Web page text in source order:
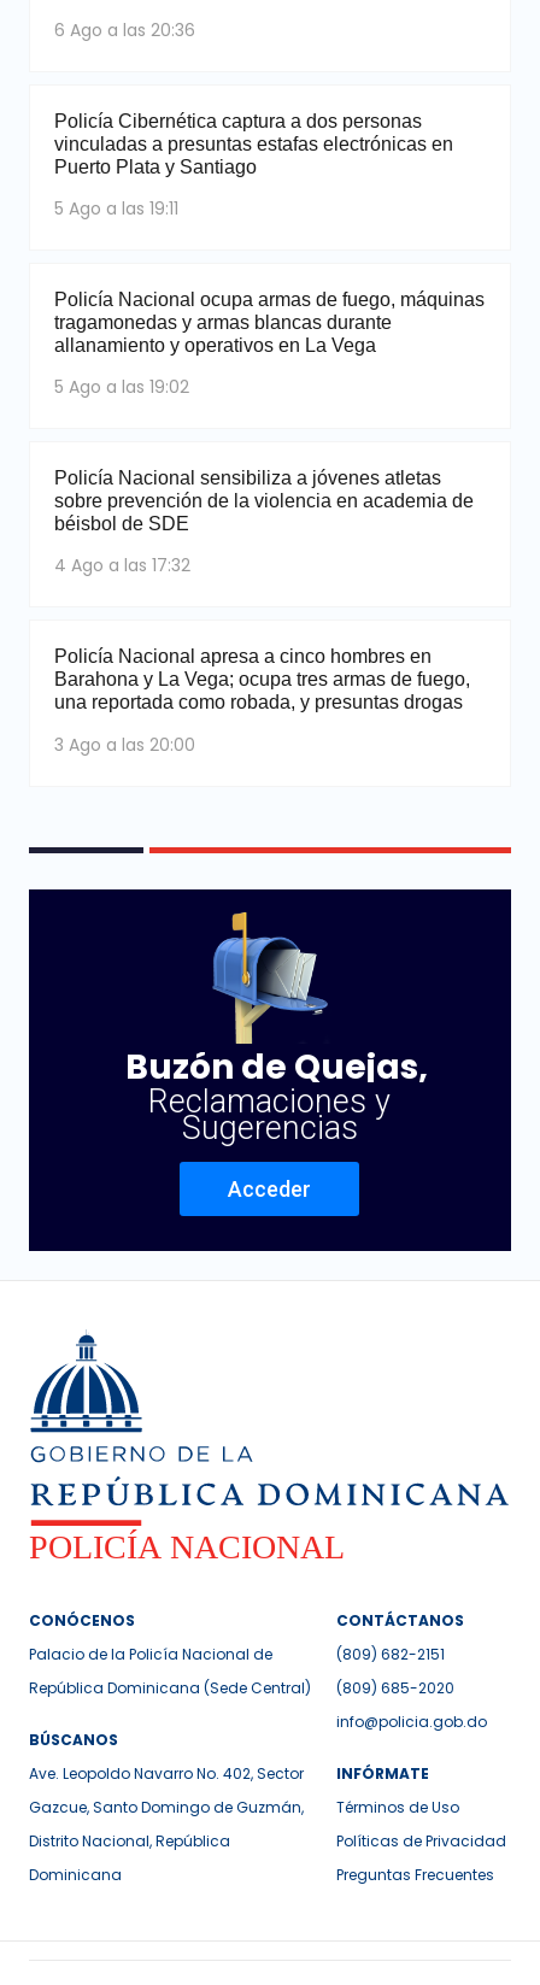
6 Ago a las 20:36
Policía Cibernética captura a dos personas
vinculadas a presuntas estafas electrónicas en
Puerto Plata y Santiago
5 Ago a las 19:11
Policía Nacional ocupa armas de fuego, máquinas
tragamonedas y armas blancas durante
allanamiento y operativos en La Vega
5 Ago a las 19:02
Policía Nacional sensibiliza a jóvenes atletas
sobre prevención de la violencia en academia de
béisbol de SDE
4 Ago a las 17:32
Policía Nacional apresa a cinco hombres en
Barahona y La Vega; ocupa tres armas de fuego,
una reportada como robada, y presuntas drogas
3 Ago a las 20:00
Buzón de Quejas,
Reclamaciones y
Sugerencias
Acceder
CONÓCENOS
Palacio de la Policía Nacional de
República Dominicana (Sede Central)
BÚSCANOS
Ave. Leopoldo Navarro No. 402, Sector
Gazcue, Santo Domingo de Guzmán,
Distrito Nacional, República
Dominicana
CONTÁCTANOS
(809) 682-2151
(809) 685-2020
info@policia.gob.do
INFÓRMATE
Términos de Uso
Políticas de Privacidad
Preguntas Frecuentes